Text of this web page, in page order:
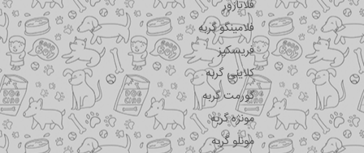
فلاتازور
فلامینگو گربه
فریسکیز
کلاینی گربه
گورمت گربه
مونژه گربه
مونلو گربه